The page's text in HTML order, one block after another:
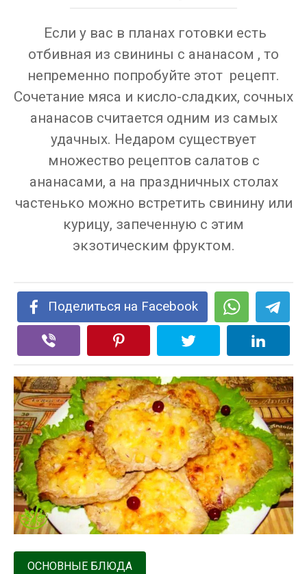
Если у вас в планах готовки есть
отбивная из свинины с ананасом , то
непременно попробуйте этот рецепт.
Сочетание мяса и кисло-сладких, сочных
ананасов считается одним из самых
удачных. Недаром существует
множество рецептов салатов с
ананасами, а на праздничных столах
частенько можно встретить свинину или
курицу, запеченную с этим
экзотическим фруктом.
Поделиться на Facebook
ОСНОВНЫЕ БЛЮДА